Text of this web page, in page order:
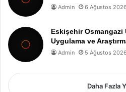
Admin 6 Ağustos 2026
Eskişehir Osmangazi
Uygulama ve
Admin 5 Ağustos 2026
Daha Fazla